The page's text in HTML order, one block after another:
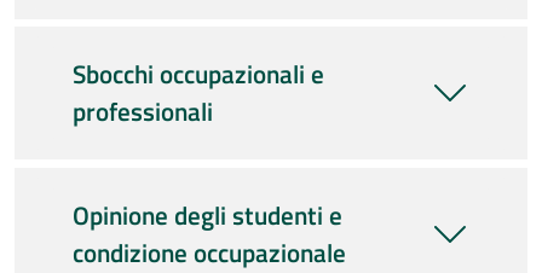
Sbocchi occupazionali e
professionali
Opinione degli studenti e
condizione occupazionale